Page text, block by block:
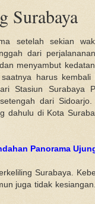
Surabaya
setelah sekian
dari
menyambut
harus kembali
Stasiun Surabaya
dari Sidoarjo.
dahulu di Kota
Panorama
Surabaya.
juga tidak